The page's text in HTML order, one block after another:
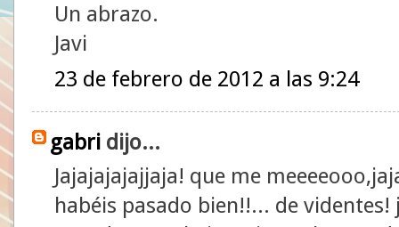
Un abrazo.
Javi
23 de febrero de 2012 a las 9:24
gabri dijo...
Jajajajajajjaja! que me
habéis pasado bien!!... de